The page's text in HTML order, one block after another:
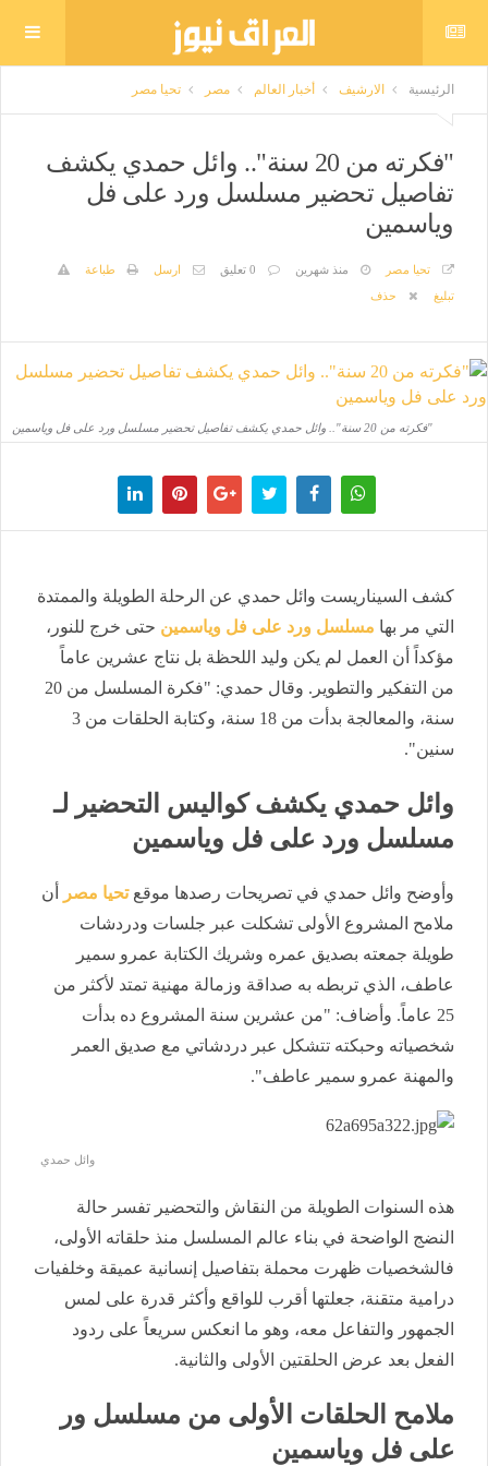
الرئيسية الارشيف أخبار العالم مصر تحيا مصر
"فكرته من 20 سنة".. وائل حمدي يكشف
تفاصيل تحضير مسلسل ورد على فل
وياسمين
تحيا مصر منذ شهرين 0 تعليق ارسل
طباعة
تبليغ
حذف
"فكرته من 20 سنة".. وائل حمدي يكشف تفاصيل تحضير مسلسل ورد على فل وياسمين
كشف السيناريست وائل حمدي عن الرحلة الطويلة والممتدة
التي مر بها مسلسل ورد على فل وياسمين حتى خرج للنور،
مؤكداً أن العمل لم يكن وليد اللحظة بل نتاج عشرين عاماً
من التفكير والتطوير. وقال حمدي: "فكرة المسلسل من 20
سنة، والمعالجة بدأت من 18 سنة، وكتابة الحلقات من 3
سنين".
وائل حمدي يكشف كواليس التحضير لـ
مسلسل ورد على فل وياسمين
وأوضح وائل حمدي في تصريحات رصدها موقع تحيا مصر
أن
ملامح المشروع الأولى تشكلت عبر جلسات ودردشات
طويلة جمعته بصديق عمره وشريك الكتابة عمرو سمير
عاطف، الذي تربطه به صداقة وزمالة مهنية تمتد لأكثر من
25 عاماً. وأضاف: "من عشرين سنة المشروع ده بدأت
شخصياته وحبكته تتشكل عبر دردشاتي مع صديق العمر
والمهنة عمرو سمير عاطف".
وائل حمدي
هذه السنوات الطويلة من النقاش والتحضير تفسر حالة
النضج الواضحة في بناء عالم المسلسل منذ حلقاته الأولى،
فالشخصيات ظهرت محملة بتفاصيل إنسانية عميقة وخلفيات
درامية متقنة، جعلتها أقرب للواقع وأكثر قدرة على لمس
الجمهور والتفاعل معه، وهو ما انعكس سريعاً على ردود
الفعل بعد عرض الحلقتين الأولى والثانية.
ملامح الحلقات الأولى من مسلسل ور
على فل وياسمين